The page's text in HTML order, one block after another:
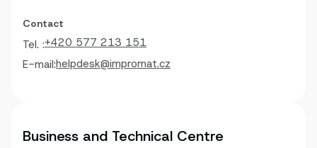
Contact
Tel. :+420 577 213 151
E-mail:helpdesk@impromat.cz
Business and Technical Centre